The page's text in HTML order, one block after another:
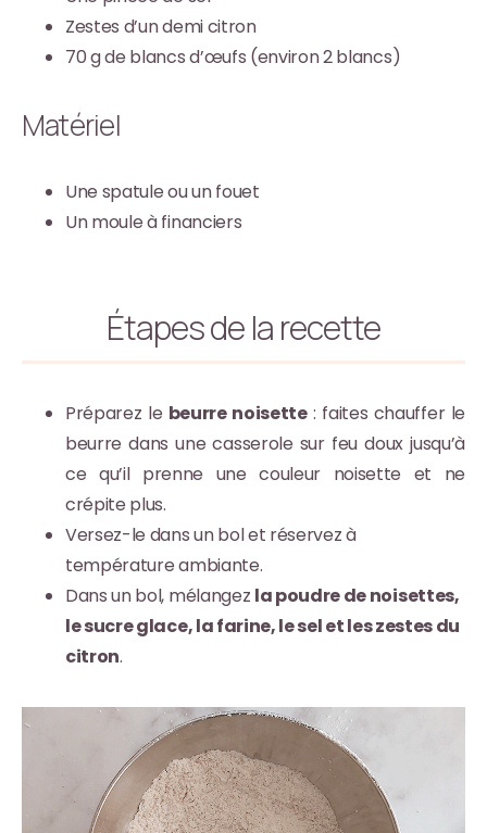
Zestes d’un demi citron
70 g de blancs d’œufs (environ 2 blancs)
Matériel
Une spatule ou un fouet
Un moule à financiers
Étapes de la recette
Préparez le beurre noisette: faites chauffer le
beurre dans une casserole sur feu doux jusqu’à
ce qu’il prenne une couleur noisette et ne
crépite plus.
Versez-le dans un bol et réservez à
température ambiante.
Dans un bol, mélangez la poudre de noisettes,
le sucre glace, la farine, le sel et les zestes du
citron.